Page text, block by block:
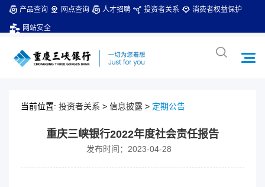
产品查询 网点查询 人才招聘 投资者关系 消费者权益保护
网站安全
当前位置: 投资者关系 > 信息披露 > 定期公告
重庆三峡银行2022年度社会责任报告
发布时间：2023-04-28